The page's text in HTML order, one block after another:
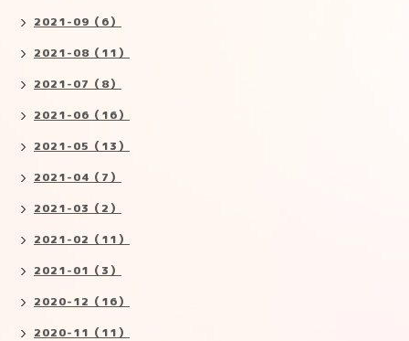
2021-09（6）
2021-08（11）
2021-07（8）
2021-06（16）
2021-05（13）
2021-04（7）
2021-03（2）
2021-02（11）
2021-01（3）
2020-12（16）
2020-11（11）